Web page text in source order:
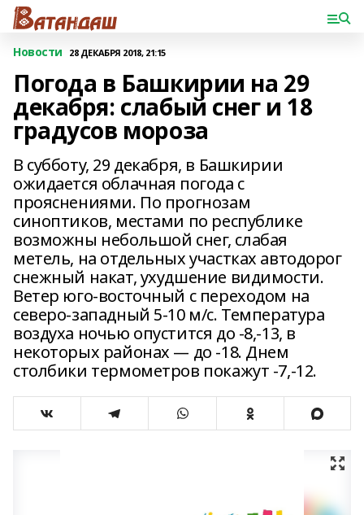
Новости 28 ДЕКАБРЯ 2018, 21:15
Погода в Башкирии на 29
декабря: слабый снег и 18
градусов мороза
В субботу, 29 декабря, в Башкирии
ожидается облачная погода с
прояснениями. По прогнозам
синоптиков, местами по республике
возможны небольшой снег, слабая
метель, на отдельных участках автодорог
снежный накат, ухудшение видимости.
Ветер юго-восточный с переходом на
северо-западный 5-10 м/с. Температура
воздуха ночью опустится до -8,-13, в
некоторых районах — до -18. Днем
столбики термометров покажут -7,-12.